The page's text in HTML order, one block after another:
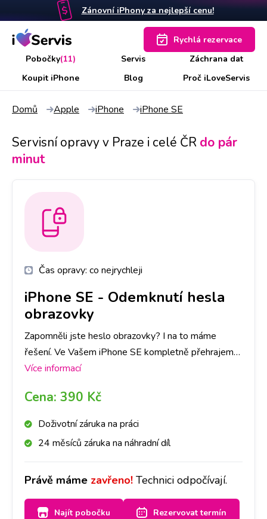
Zánovní iPhony za nejlepší cenu!
Pobočky(11) Servis
Záchrana dat
Koupit iPhone
Blog Proč iLoveServis
Rychlá rezervace
Domů Apple iPhone iPhone SE
Servisní opravy v Praze i celé ČR do pár
minut
Čas opravy: co nejrychleji
iPhone SE - Odemknutí hesla
obrazovky
Zapomněli jste heslo obrazovky? I na to máme
řešení. Ve Vašem iPhone SE kompletně přehrajeme
software a telefon bude jako nový! Rozhodně ovšem
tomu, že heslo obrazovky slouží jako ochrana všech
dat, se při přehrání SW data automaticky smažou.
Více informací
Cena: 390 Kč
Doživotní záruka na práci
24 měsíců záruka na náhradní díl
Právě máme zavřeno! Technici odpočívají.
Najít pobočku Rezervovat termín